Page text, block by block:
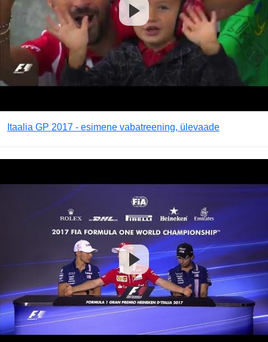
Itaalia GP 2017 - esimene vabatreening, ülevaade